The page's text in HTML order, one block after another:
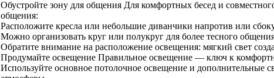
Обустройте зону для общения Для комфортных бесед и
общения:
Расположите кресла или небольшие диванчики напротив или
Можно организовать круг или полукруг для более тесного
Обратите внимание на расположение освещения: мягкий свет
Продумайте освещение Правильное освещение — ключ к
Используйте основное потолочное освещение и дополнительные